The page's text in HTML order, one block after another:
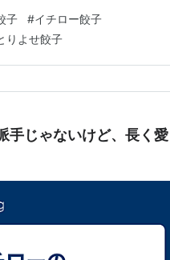
戸の中心地・三宮にある餃子
子 #イチロー餃子
りよせ餃子
手じゃないけど、長く愛